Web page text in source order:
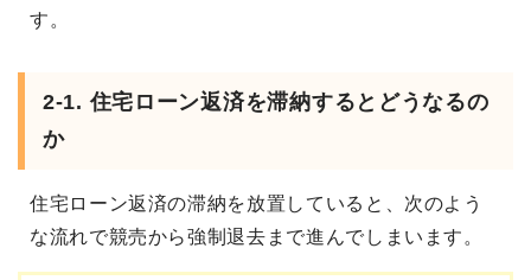
す。
2-1. 住宅ローン返済を滞納するとどうなるの
か
住宅ローン返済の滞納を放置していると、次のよう
な流れで競売から強制退去まで進んでしまいます。